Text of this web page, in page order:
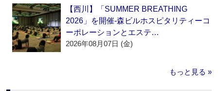
【西川】「SUMMER BREATHING
2026」を開催‐森ビルホスピタリティーコ
ーポレーションとエステ…
2026年08月07日 (金)
もっと見る »